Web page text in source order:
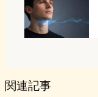
関連記事